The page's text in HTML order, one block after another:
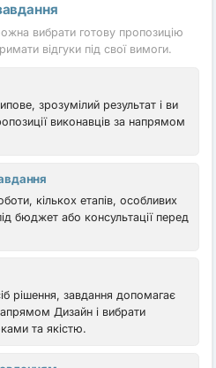
вибрати готову пропозицію
відгуки під свої вимоги.
зрозумілий результат і ви
виконавців за напрямом
кількох етапів, особливих
бюджет або консультації перед
рішення, завдання допомагає
Дизайн і вибрати
та якістю.